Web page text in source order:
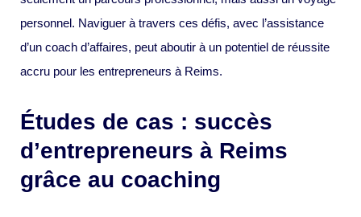
personnel. Naviguer à travers ces défis, avec l’assistance
d’un coach d’affaires, peut aboutir à un potentiel de réussite
accru pour les entrepreneurs à Reims.
Études de cas : succès
d’entrepreneurs à Reims
grâce au coaching